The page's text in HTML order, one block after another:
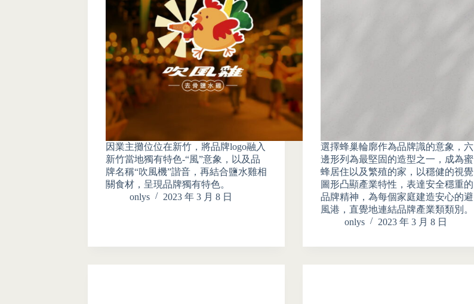
因業主攤位位在新竹，將品牌logo融入
新竹當地獨有特色-“風”意象，以及品
牌名稱“吹風機”諧音，再結合鹽水雞相
關食材，呈現品牌獨有特色。
onlys
2023 年 3 月 8 日
選擇蜂巢輪廓作為品牌識的意象，六
邊形列為最堅固的造型之一，成為蜜
蜂居住以及繁殖的家，以穩健的視覺
圖形凸顯產業特性，表達安全穩重的
品牌精神，為每個家庭建造安心的避
風港，直覺地連結品牌產業類類別。
onlys
2023 年 3 月 8 日